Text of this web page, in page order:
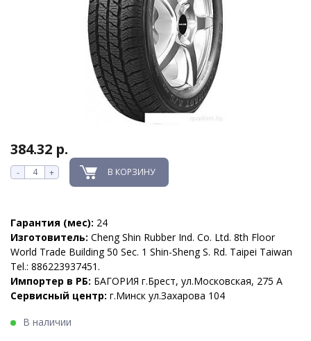
384.32 р.
- + В КОРЗИНУ
Гарантия (мес): 24
Изготовитель: Cheng Shin Rubber Ind. Co. Ltd. 8th Floor
World Trade Building 50 Sec. 1 Shin-Sheng S. Rd. Taipei Taiwan
Tel.: 886223937451.
Импортер в РБ: БАГОРИЯ г.Брест, ул.Московская, 275 А
Сервисный центр: г.Минск ул.Захарова 104
В наличии